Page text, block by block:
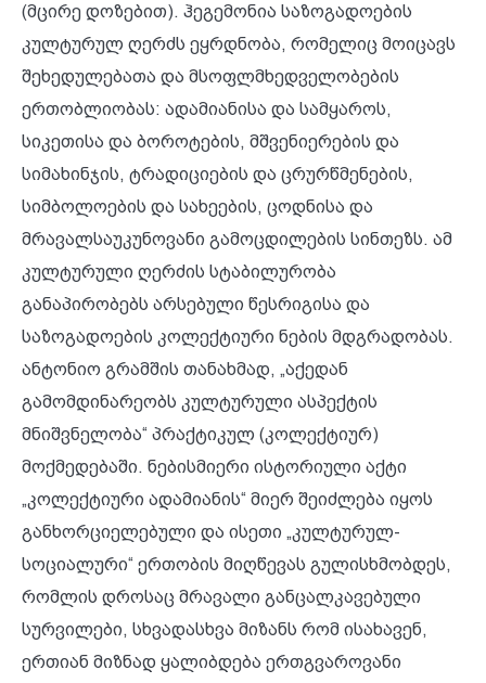
(მცირე დოზებით). ჰეგემონია საზოგადოების
კულტურულ ღერძს ეყრდნობა, რომელიც მოიცავს
შეხედულებათა და მსოფლმხედველობების
ერთობლიობას: ადამიანისა და სამყაროს,
სიკეთისა და ბოროტების, მშვენიერების და
სიმახინჯის, ტრადიციების და ცრურწმენების,
სიმბოლოების და სახეების, ცოდნისა და
მრავალსაუკუნოვანი გამოცდილების სინთეზს. ამ
კულტურული ღერძის სტაბილურობა
განაპირობებს არსებული წესრიგისა და
საზოგადოების კოლექტიური ნების მდგრადობას.
ანტონიო გრამშის თანახმად, „აქედან
გამომდინარეობს კულტურული ასპექტის
მნიშვნელობა“ პრაქტიკულ (კოლექტიურ)
მოქმედებაში. ნებისმიერი ისტორიული აქტი
„კოლექტიური ადამიანის“ მიერ შეიძლება იყოს
განხორციელებული და ისეთი „კულტურულ-
სოციალური“ ერთობის მიღწევას გულისხმობდეს,
რომლის დროსაც მრავალი განცალკავებული
სურვილები, სხვადასხვა მიზანს რომ ისახავენ,
ერთიან მიზნად ყალიბდება ერთგვაროვანი